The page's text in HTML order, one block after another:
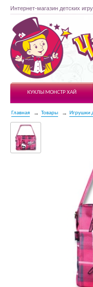
Интернет-магазин детских
Чудесарик
КУКЛЫ МОНСТР ХАЙ
Главная Товары Игрушки